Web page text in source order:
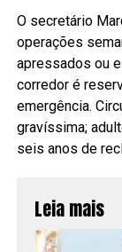
O secretário
operações
apressados ou
corredor é
emergência.
gravíssima;
seis anos de
Leia mais